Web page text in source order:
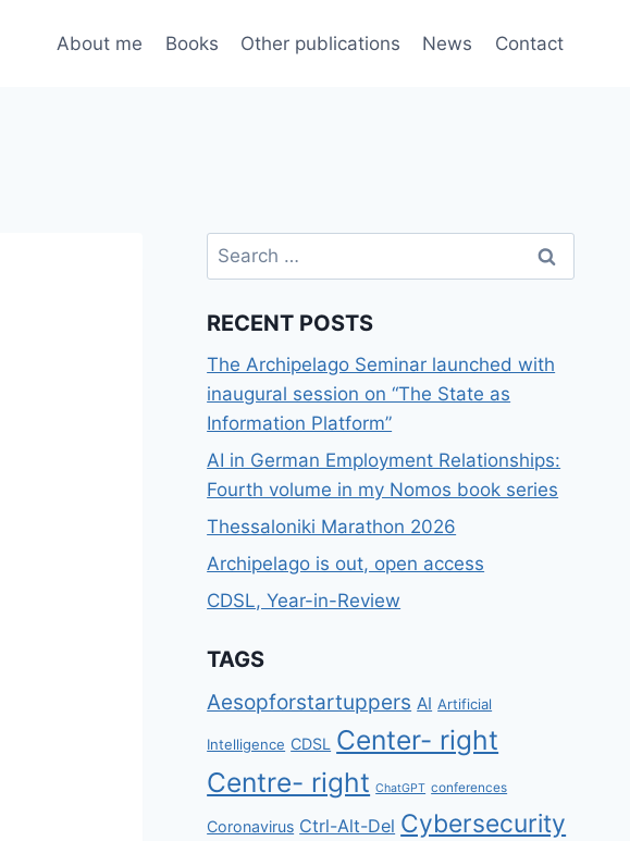
About me Books Other publications News Contact
Search
for:
RECENT POSTS
The Archipelago Seminar launched with
inaugural session on “The State as
Information Platform”
AI in German Employment Relationships:
Fourth volume in my Nomos book series
Thessaloniki Marathon 2026
Archipelago is out, open access
CDSL, Year-in-Review
TAGS
Aesopforstartuppers AI Artificial
Intelligence CDSL
Center- right
Centre- right ChatGPT conferences
Coronavirus Ctrl-Alt-Del Cybersecurity